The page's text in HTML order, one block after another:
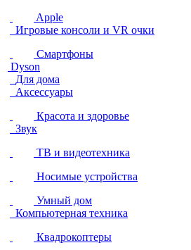
Apple
Игровые консоли и VR очки
Смартфоны
Dyson
Для дома
Аксессуары
Красота и здоровье
Звук
ТВ и видеотехника
Носимые устройства
Умный дом
Компьютерная техника
Квадрокоптеры